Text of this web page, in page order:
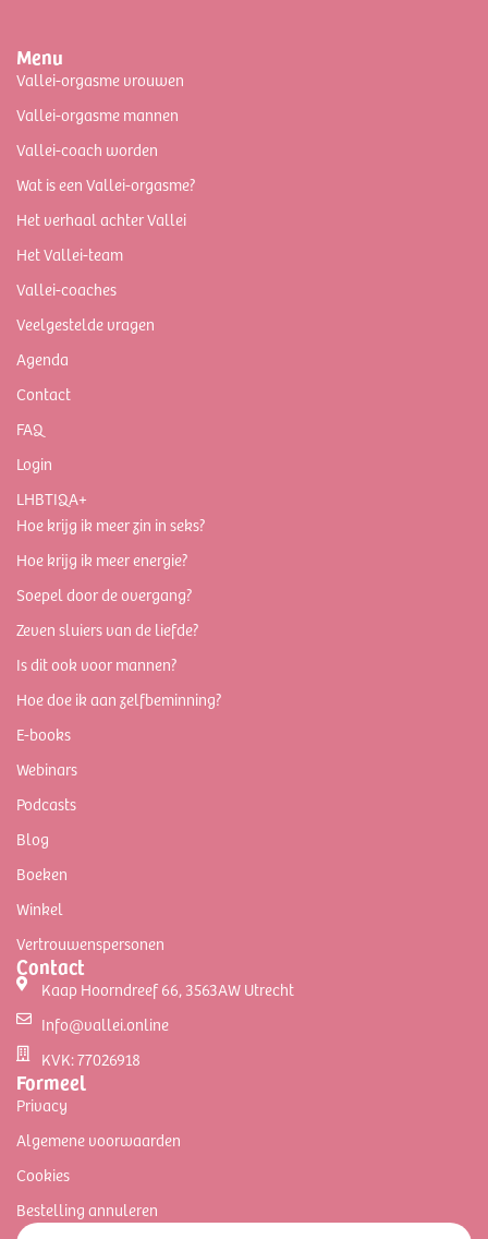
Menu
Vallei-orgasme vrouwen
Vallei-orgasme mannen
Vallei-coach worden
Wat is een Vallei-orgasme?
Het verhaal achter Vallei
Het Vallei-team
Vallei-coaches
Veelgestelde vragen
Agenda
Contact
FAQ
Login
LHBTIQA+
Hoe krijg ik meer zin in seks?
Hoe krijg ik meer energie?
Soepel door de overgang?
Zeven sluiers van de liefde?
Is dit ook voor mannen?
Hoe doe ik aan zelfbeminning?
E-books
Webinars
Podcasts
Blog
Boeken
Winkel
Vertrouwenspersonen
Contact
Kaap Hoorndreef 66, 3563AW Utrecht
Info@vallei.online
KVK: 77026918
Formeel
Privacy
Algemene voorwaarden
Cookies
Bestelling annuleren